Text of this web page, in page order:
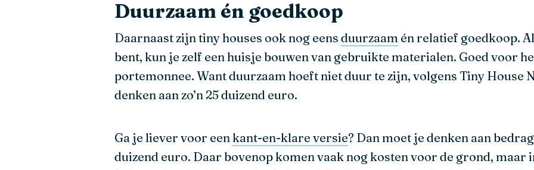
Duurzaam én goedkoop
Daarnaast zijn tiny houses ook nog eens duurzaam én relatief goedkoop.
bent, kun je zelf een huisje bouwen van gebruikte materialen. Goed voor
portemonnee. Want duurzaam hoeft niet duur te zijn, volgens Tiny House
denken aan zo’n 25 duizend euro.
Ga je liever voor een kant-en-klare versie? Dan moet je denken aan
duizend euro. Daar bovenop komen vaak nog kosten voor de grond, maar